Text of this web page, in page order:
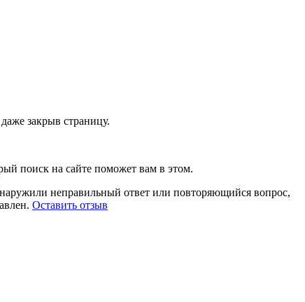
закрыв страницу.
поиск на сайте поможет вам в этом.
неправильный ответ или повторяющийся вопрос,
Оставить отзыв